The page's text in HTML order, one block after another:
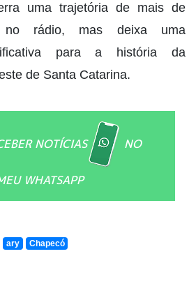
uma trajetória de mais de
no rádio, mas deixa uma
para a história da
de Santa Catarina.
NOTÍCIAS NO
WHATSAPP
ary Chapecó